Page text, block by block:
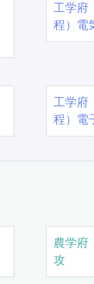
工学
程）電
工学
程）電
農学
攻